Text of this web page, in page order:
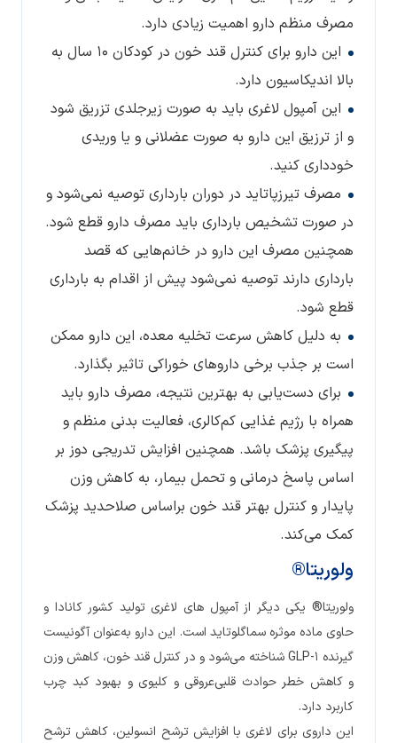
مصرف منظم دارو اهمیت زیادی دارد.
این دارو برای کنترل قند خون در کودکان 10 سال به
بالا اندیکاسیون دارد.
این آمپول لاغری باید به صورت زیرجلدی تزریق شود
و از ترزیق این دارو به صورت عضلانی و یا وریدی
خودداری کنید.
مصرف تیرزپاتاید در دوران بارداری توصیه نمی‌شود و
در صورت تشخیص بارداری باید مصرف دارو قطع شود.
همچنین مصرف این دارو در خانم‌هایی که قصد
بارداری دارند توصیه نمی‌شود پیش از اقدام به بارداری
قطع شود.
به دلیل کاهش سرعت تخلیه معده، این دارو ممکن
است بر جذب برخی داروهای خوراکی تاثیر بگذارد.
برای دست‌یابی به بهترین نتیجه، مصرف دارو باید
همراه با رژیم غذایی کم‌کالری، فعالیت بدنی منظم و
پیگیری پزشک باشد. همچنین افزایش تدریجی دوز بر
اساس پاسخ درمانی و تحمل بیمار، به کاهش وزن
پایدار و کنترل بهتر قند خون براساس صلاحدید پزشک
کمک می‌کند.
ولوریتا®
ولوریتا® یکی دیگر از آمپول های لاغری تولید کشور کانادا و
حاوی ماده موثره سماگلوتاید است. این دارو به‌عنوان آگونیست
گیرنده GLP-1 شناخته می‌شود و در کنترل قند خون، کاهش وزن
و کاهش خطر حوادث قلبی‌عروقی و کلیوی و بهبود کبد چرب
کاربرد دارد.
این داروی برای لاغری با افزایش ترشح انسولین، کاهش ترشح